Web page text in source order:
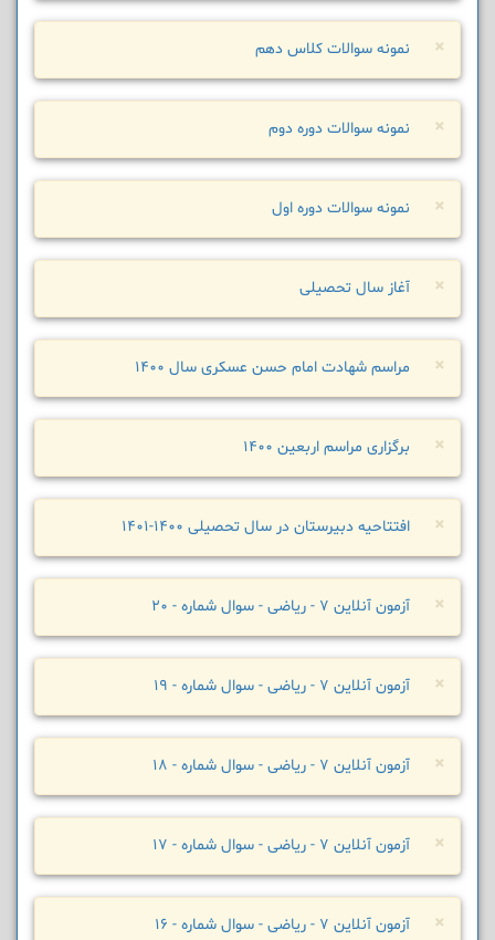
× نمونه سوالات کلاس دهم
× نمونه سوالات دوره دوم
× نمونه سوالات دوره اول
× آغاز سال تحصیلی
× مراسم شهادت امام حسن عسکری سال 1400
× برگزاری مراسم اربعین 1400
× افتتاحیه دبیرستان در سال تحصیلی 1400-1401
× آزمون آنلاین 7 - ریاضی - سوال شماره - 20
× آزمون آنلاین 7 - ریاضی - سوال شماره - 19
× آزمون آنلاین 7 - ریاضی - سوال شماره - 18
× آزمون آنلاین 7 - ریاضی - سوال شماره - 17
× آزمون آنلاین 7 - ریاضی - سوال شماره - 16